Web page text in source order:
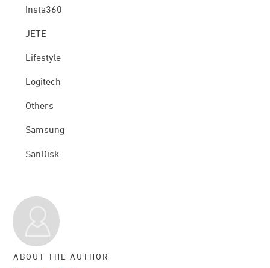
Insta360
JETE
Lifestyle
Logitech
Others
Samsung
SanDisk
ABOUT THE AUTHOR